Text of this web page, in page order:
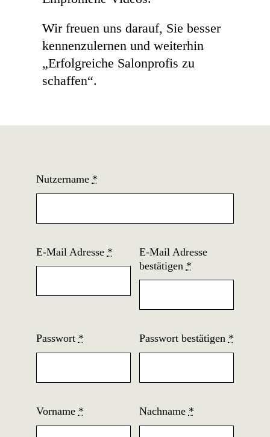
Wir freuen uns darauf, Sie besser
kennenzulernen und weiterhin
„Erfolgreiche Salonprofis zu
schaffen“.
Nutzername *
E-Mail Adresse *
E-Mail Adresse
bestätigen *
Passwort * Passwort bestätigen *
Vorname * Nachname *